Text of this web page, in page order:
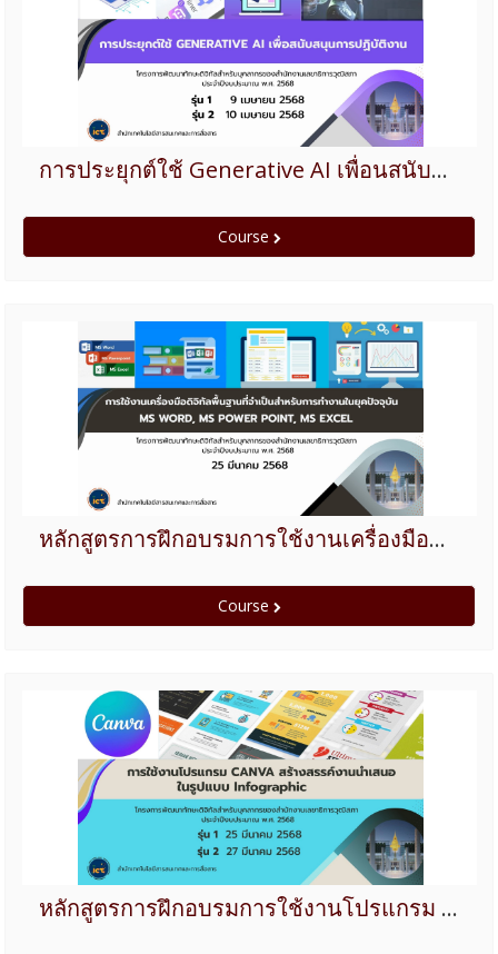
การประยุกต์ใช้ Generative AI เพื่อนสนับสนุนการปฏิบัติงาน ปีงบประมาณ 2568
Course
หลักสูตรการฝึกอบรมการใช้งานเครื่องมือดิจิทัลพื้นฐานที่จำเป็นสำหรับการทำงานในยุคปัจจุบัน MS Word, MS Power Point, MS Excel ปีงบประมาณ 2568
Course
หลักสูตรการฝึกอบรมการใช้งานโปรแกรม Canva สร้างสรรค์งานนำเสนอในรูปแบบ Infographic ปีงบประมาณ 2568